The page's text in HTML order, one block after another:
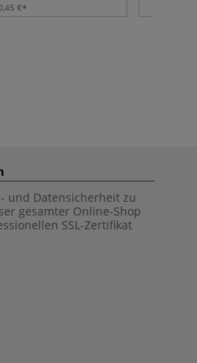
€
und Datensicherheit zu
gesamter Online-Shop
SSL-Zertifikat